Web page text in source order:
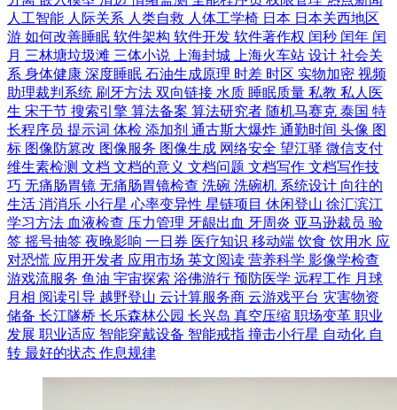
人工智能 人际关系 人类自救 人体工学椅 日本 日本关西地区
游 如何改善睡眠 软件架构 软件开发 软件著作权 闰秒 闰年 闰
月 三林塘垃圾滩 三体小说 上海封城 上海火车站 设计 社会关
系 身体健康 深度睡眠 石油生成原理 时差 时区 实物加密 视频
助理裁判系统 刷牙方法 双向链接 水质 睡眠质量 私教 私人医
生 宋干节 搜索引擎 算法备案 算法研究者 随机马赛克 泰国 特
长程序员 提示词 体检 添加剂 通古斯大爆炸 通勤时间 头像 图
标 图像防篡改 图像服务 图像生成 网络安全 望江驿 微信支付
维生素检测 文档 文档的意义 文档问题 文档写作 文档写作技
巧 无痛肠胃镜 无痛肠胃镜检查 洗碗 洗碗机 系统设计 向往的
生活 消消乐 小行星 心率变异性 星链项目 休闲登山 徐汇滨江
学习方法 血液检查 压力管理 牙龈出血 牙周炎 亚马逊裁员 验
签 摇号抽签 夜晚影响 一日券 医疗知识 移动端 饮食 饮用水 应
对恐慌 应用开发者 应用市场 英文阅读 营养科学 影像学检查
游戏流服务 鱼油 宇宙探索 浴佛游行 预防医学 远程工作 月球
月相 阅读引导 越野登山 云计算服务商 云游戏平台 灾害物资
储备 长江隧桥 长乐森林公园 长兴岛 真空压缩 职场变革 职业
发展 职业适应 智能穿戴设备 智能戒指 撞击小行星 自动化 自
转 最好的状态 作息规律